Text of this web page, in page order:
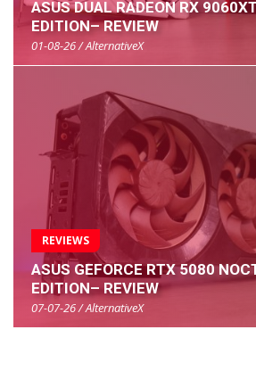
ASUS DUAL RADEON RX
EDITION– REVIEW
01-08-26 / AlternativeX
REVIEWS
ASUS GEFORCE RTX 5080
EDITION– REVIEW
07-07-26 / AlternativeX